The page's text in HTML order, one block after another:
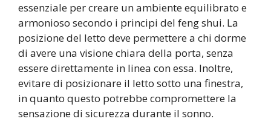
essenziale per creare un ambiente equilibrato e
armonioso secondo i principi del feng shui. La
posizione del letto deve permettere a chi dorme
di avere una visione chiara della porta, senza
essere direttamente in linea con essa. Inoltre,
evitare di posizionare il letto sotto una finestra,
in quanto questo potrebbe compromettere la
sensazione di sicurezza durante il sonno.